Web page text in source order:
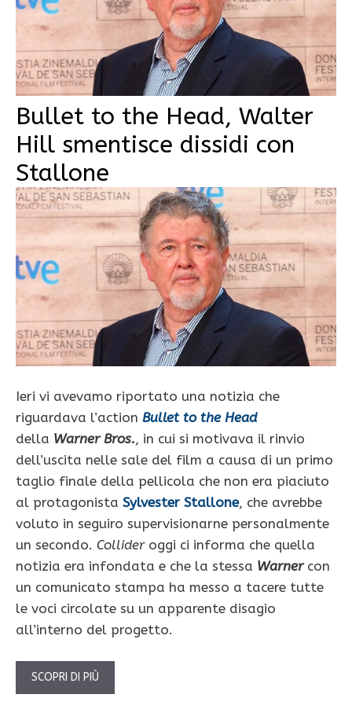
Bullet to the Head, Walter
Hill smentisce dissidi con
Stallone
Ieri vi avevamo riportato una notizia che
riguardava l’action Bullet to the Head
della Warner Bros., in cui si motivava il rinvio
dell’uscita nelle sale del film a causa di un primo
taglio finale della pellicola che non era piaciuto
al protagonista Sylvester Stallone, che avrebbe
voluto in seguiro supervisionarne personalmente
un secondo. Collideroggi ci informa che quella
notizia era infondata e che la stessa Warnercon
un comunicato stampa ha messo a tacere tutte
le voci circolate su un apparente disagio
all’interno del progetto.
SCOPRI DI PIÙ